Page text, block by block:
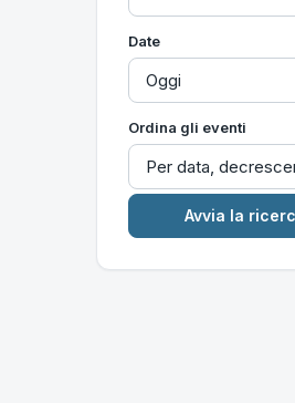
Date
Ordina gli eventi